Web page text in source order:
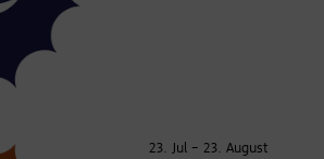
23. Jul – 23. August